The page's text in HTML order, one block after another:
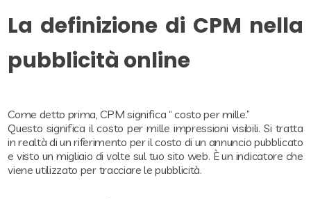
La definizione di CPM nella
pubblicità online
Come detto prima, CPM significa “ costo per mille.”
Questo significa il costo per mille impressioni visibili. Si tratta
in realtà di un riferimento per il costo di un annuncio pubblicato
e visto un migliaio di volte sul tuo sito web. È un indicatore che
viene utilizzato per tracciare le pubblicità.